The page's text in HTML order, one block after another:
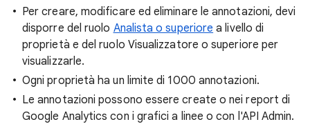
Per creare, modificare ed eliminare le annotazioni, devi
disporre del ruolo Analista o superiore a livello di
proprietà e del ruolo Visualizzatore o superiore per
visualizzarle.
Ogni proprietà ha un limite di 1000 annotazioni.
Le annotazioni possono essere create o nei report di
Google Analytics con i grafici a linee o con l'API Admin.